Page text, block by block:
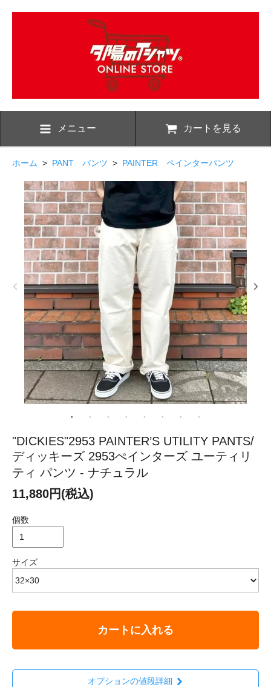
メニュー カートを見る
ホーム > PANT パンツ > PAINTER ペインターパンツ
"DICKIES"2953 PAINTER’S UTILITY PANTS/
ディッキーズ 2953ぺインターズ ユーティリ
ティ パンツ - ナチュラル
11,880円(税込)
個数
サイズ
カートに入れる
オプションの値段詳細